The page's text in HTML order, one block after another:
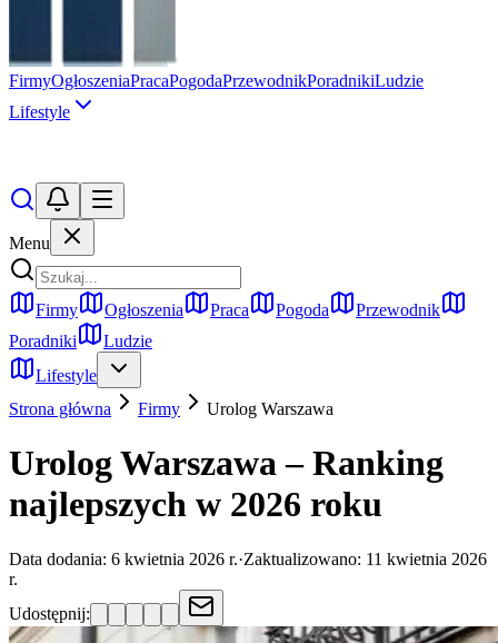
FirmyOgłoszeniaPracaPogodaPrzewodnikPoradnikiLudzie
Lifestyle
Menu
Firmy Ogłoszenia Praca Pogoda
Przewodnik
Poradniki
Ludzie
Lifestyle
Strona główna
Firmy Urolog Warszawa
Urolog Warszawa – Ranking
najlepszych w 2026 roku
Data dodania: 6 kwietnia 2026 r.·Zaktualizowano: 11 kwietnia 2026
r.
Udostępnij: